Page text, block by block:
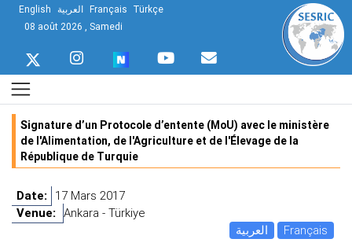
English العربية Français Türkçe
08 août 2026 , Samedi
Signature d’un Protocole d’entente (MoU) avec le ministère
de l'Alimentation, de l'Agriculture et de l'Élevage de la
République de Turquie
Date: 17 Mars 2017
Venue: Ankara - Türkiye
العربية
Français